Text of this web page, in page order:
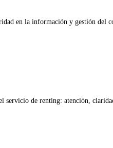
en la información y gestión del
servicio de renting: atención,